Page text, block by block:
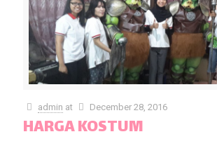
admin at December 28, 2016
HARGA KOSTUM